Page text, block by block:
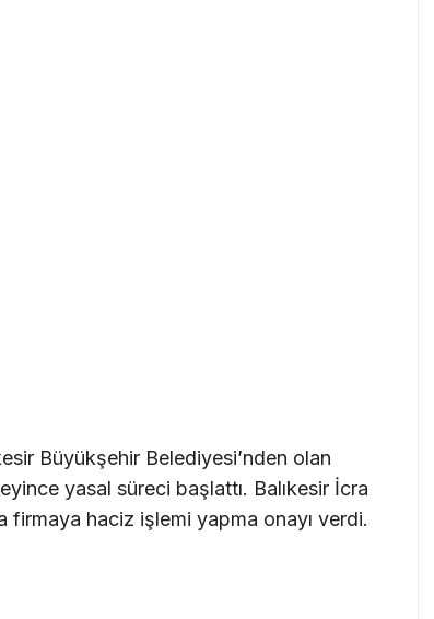
Büyükşehir Belediyesi’nden olan
yasal süreci başlattı. Balıkesir İcra
haciz işlemi yapma onayı verdi.